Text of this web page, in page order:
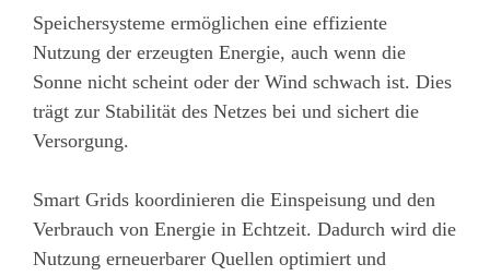
Speichersysteme ermöglichen eine effiziente
Nutzung der erzeugten Energie, auch wenn die
Sonne nicht scheint oder der Wind schwach ist. Dies
trägt zur Stabilität des Netzes bei und sichert die
Versorgung.
Smart Grids koordinieren die Einspeisung und den
Verbrauch von Energie in Echtzeit. Dadurch wird die
Nutzung erneuerbarer Quellen optimiert und